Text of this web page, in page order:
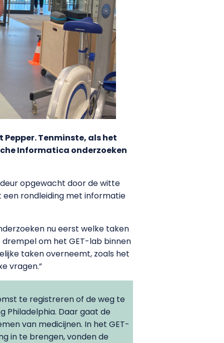
Tenminste, als het
Informatica onderzoeken
opgewacht door de witte
een rondleiding met informatie
nu eerst welke taken
drempel om het GET-lab binnen
taken overneemt, zoals het
vragen.”
te registreren of de weg te
Philadelphia. Daar gaat de
van medicijnen. In het GET-
in te brengen, vonden de